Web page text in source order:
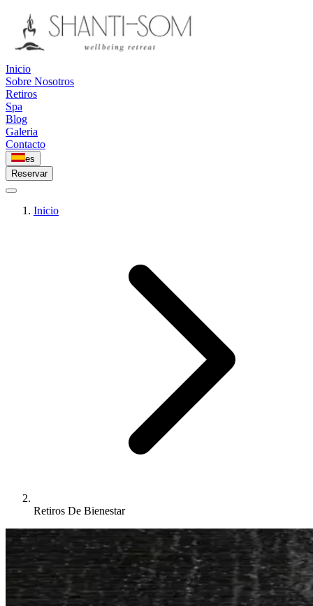
Inicio
Sobre Nosotros
Retiros
Spa
Blog
Galeria
Contacto
es
Reservar
Inicio
Retiros De Bienestar